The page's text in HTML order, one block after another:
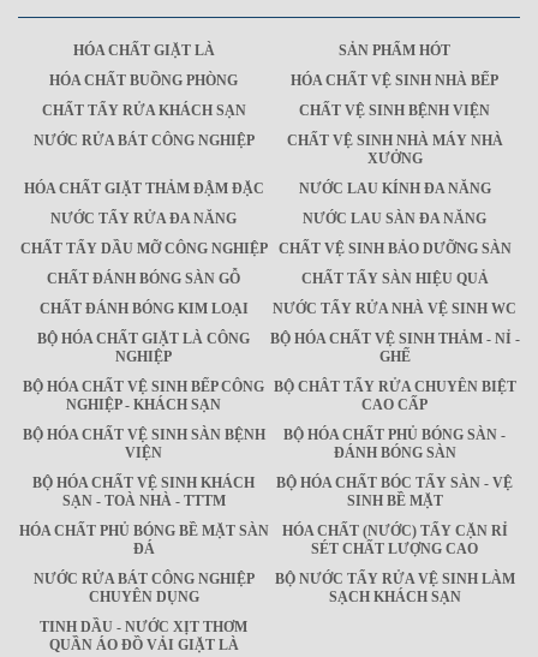
HÓA CHẤT GIẶT LÀ
SẢN PHẨM HÓT
HÓA CHẤT BUỒNG PHÒNG
HÓA CHẤT VỆ SINH NHÀ BẾP
CHẤT TẨY RỬA KHÁCH SẠN
CHẤT VỆ SINH BỆNH VIỆN
NƯỚC RỬA BÁT CÔNG NGHIỆP
CHẤT VỆ SINH NHÀ MÁY NHÀ
XƯỞNG
HÓA CHẤT GIẶT THẢM ĐẬM ĐẶC
NƯỚC LAU KÍNH ĐA NĂNG
NƯỚC TẨY RỬA ĐA NĂNG
NƯỚC LAU SÀN ĐA NĂNG
CHẤT TẨY DẦU MỠ CÔNG NGHIỆP
CHẤT VỆ SINH BẢO DƯỠNG SÀN
CHẤT ĐÁNH BÓNG SÀN GỖ
CHẤT TẨY SÀN HIỆU QUẢ
CHẤT ĐÁNH BÓNG KIM LOẠI
NƯỚC TẨY RỬA NHÀ VỆ SINH WC
BỘ HÓA CHẤT GIẶT LÀ CÔNG
NGHIỆP
BỘ HÓA CHẤT VỆ SINH THẢM - NỈ -
GHẾ
BỘ HÓA CHẤT VỆ SINH BẾP CÔNG
NGHIỆP - KHÁCH SẠN
BỘ CHÂT TẨY RỬA CHUYÊN BIỆT
CAO CẤP
BỘ HÓA CHẤT VỆ SINH SÀN BỆNH
VIỆN
BỘ HÓA CHẤT PHỦ BÓNG SÀN -
ĐÁNH BÓNG SÀN
BỘ HÓA CHẤT VỆ SINH KHÁCH
SẠN - TOÀ NHÀ - TTTM
BỘ HÓA CHẤT BÓC TẨY SÀN - VỆ
SINH BỀ MẶT
HÓA CHẤT PHỦ BÓNG BỀ MẶT SÀN
ĐÁ
HÓA CHẤT (NƯỚC) TẨY CẶN RỈ
SÉT CHẤT LƯỢNG CAO
NƯỚC RỬA BÁT CÔNG NGHIỆP
CHUYÊN DỤNG
BỘ NƯỚC TẨY RỬA VỆ SINH LÀM
SẠCH KHÁCH SẠN
TINH DẦU - NƯỚC XỊT THƠM
QUẦN ÁO ĐỒ VẢI GIẶT LÀ